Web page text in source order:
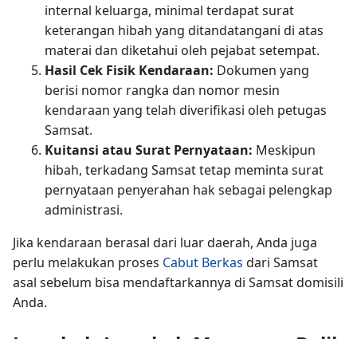
internal keluarga, minimal terdapat surat
keterangan hibah yang ditandatangani di atas
materai dan diketahui oleh pejabat setempat.
Hasil Cek Fisik Kendaraan: Dokumen yang
berisi nomor rangka dan nomor mesin
kendaraan yang telah diverifikasi oleh petugas
Samsat.
Kuitansi atau Surat Pernyataan: Meskipun
hibah, terkadang Samsat tetap meminta surat
pernyataan penyerahan hak sebagai pelengkap
administrasi.
Jika kendaraan berasal dari luar daerah, Anda juga
perlu melakukan proses Cabut Berkas dari Samsat
asal sebelum bisa mendaftarkannya di Samsat domisili
Anda.